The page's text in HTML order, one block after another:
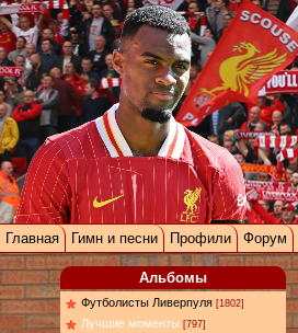
Главная Гимн и песни Профили Форум
Альбомы
Футболисты Ливерпуля [1802]
Лучшие моменты [797]